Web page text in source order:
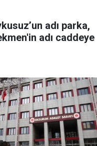
adı parka,
adı caddeye